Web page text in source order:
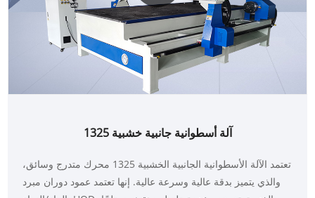
1325 آلة أسطوانية جانبية خشبية
تعتمد الآلة الأسطوانية الجانبية الخشبية 1325 محرك متدرج وسائق،
والذي يتميز بدقة عالية وسرعة عالية. إنها تعتمد عمود دوران مبرد